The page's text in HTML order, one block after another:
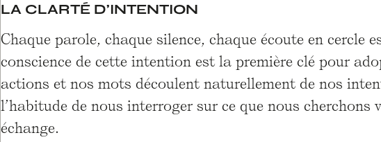
LA CLARTÉ D’INTENTION
Chaque parole, chaque silence, chaque écoute en cercle
conscience de cette intention est la première clé pour
actions et nos mots découlent naturellement de nos
l’habitude de nous interroger sur ce que nous
échange.